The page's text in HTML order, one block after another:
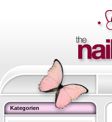
Kategorien